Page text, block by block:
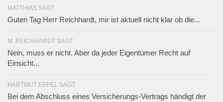
MATTHIAS SAGT:
Guten Tag Herr Reichhardt, mir ist aktuell nicht klar ob die...
M. REICHHARDT SAGT:
Nein, muss er nicht. Aber da jeder Eigentümer Recht auf
Einsicht...
HARTMUT EPPEL SAGT:
Bei dem Abschluss eines Versicherungs-Vertrags händigt der